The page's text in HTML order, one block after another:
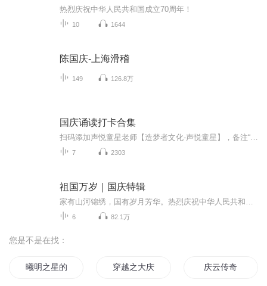
热烈庆祝中华人民共和国成立70周年！
10 1644
陈国庆-上海滑稽
149 126.8万
国庆诵读打卡合集
7 2303
祖国万岁｜国庆特辑
6 82.1万
您是不是在找：
曦明之星的赞美诗 穿越之大庆帝国 庆云传奇